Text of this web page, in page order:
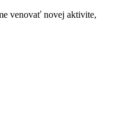
venovať novej aktivite,